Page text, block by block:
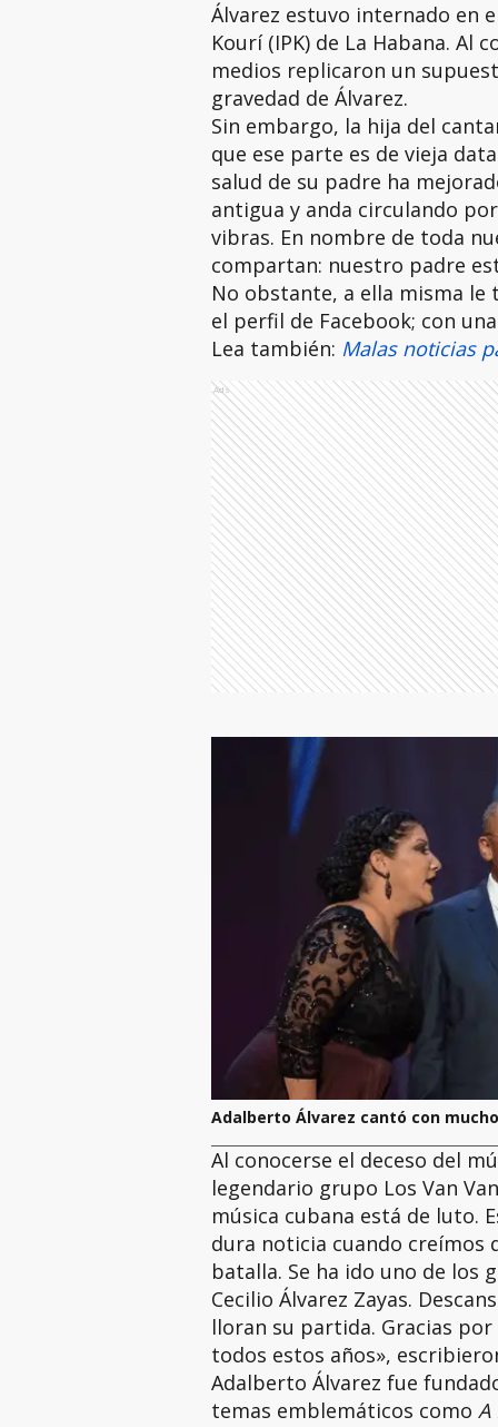
Álvarez estuvo internado en
Kourí (IPK) de La Habana. Al
medios replicaron un
gravedad de Álvarez.
Sin embargo, la hija del
que ese parte es de vieja
salud de su padre ha
antigua y anda circulando
vibras. En nombre de toda
compartan: nuestro padre
No obstante, a ella misma
el perfil de Facebook; con
Lea también: Malas noticias
Ads
Adalberto Álvarez cantó con
Al conocerse el deceso del
legendario grupo Los Van
música cubana está de luto.
dura noticia cuando creímos
batalla. Se ha ido uno de los
Cecilio Álvarez Zayas.
lloran su partida. Gracias
todos estos años»,
Adalberto Álvarez fue
temas emblemáticos como A